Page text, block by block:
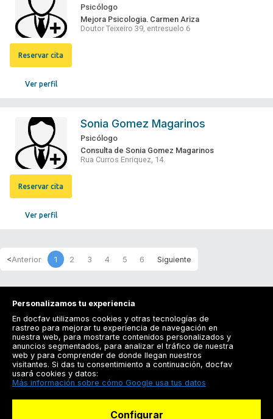
Ver perfil
Reservar cita
Psicólogo
Mejora Psicologia. Carmen Ariza
Doutor Teixeiro 39, entresuelo 6
Ver perfil
Reservar cita
Sonia Gomez Magarinos
Psicólogo
Consulta de Sonia Gomez Magarinos
Rua Curros Enriquez, 14.
1 2 3 4 5 6
Registrarse
Docfav
Personalizamos tu experiencia
En docfav utilizamos cookies y otras tecnologías de
rastreo para mejorar tu experiencia de navegación en
nuestra web, para mostrarte contenidos personalizados y
anuncios segmentados, para analizar el tráfico de nuestra
web y para comprender de donde llegan nuestros
visitantes. Si das tu consentimiento a continuación, docfav
usará cookies y datos:
Más información sobre cómo Google usa tus datos
Configurar